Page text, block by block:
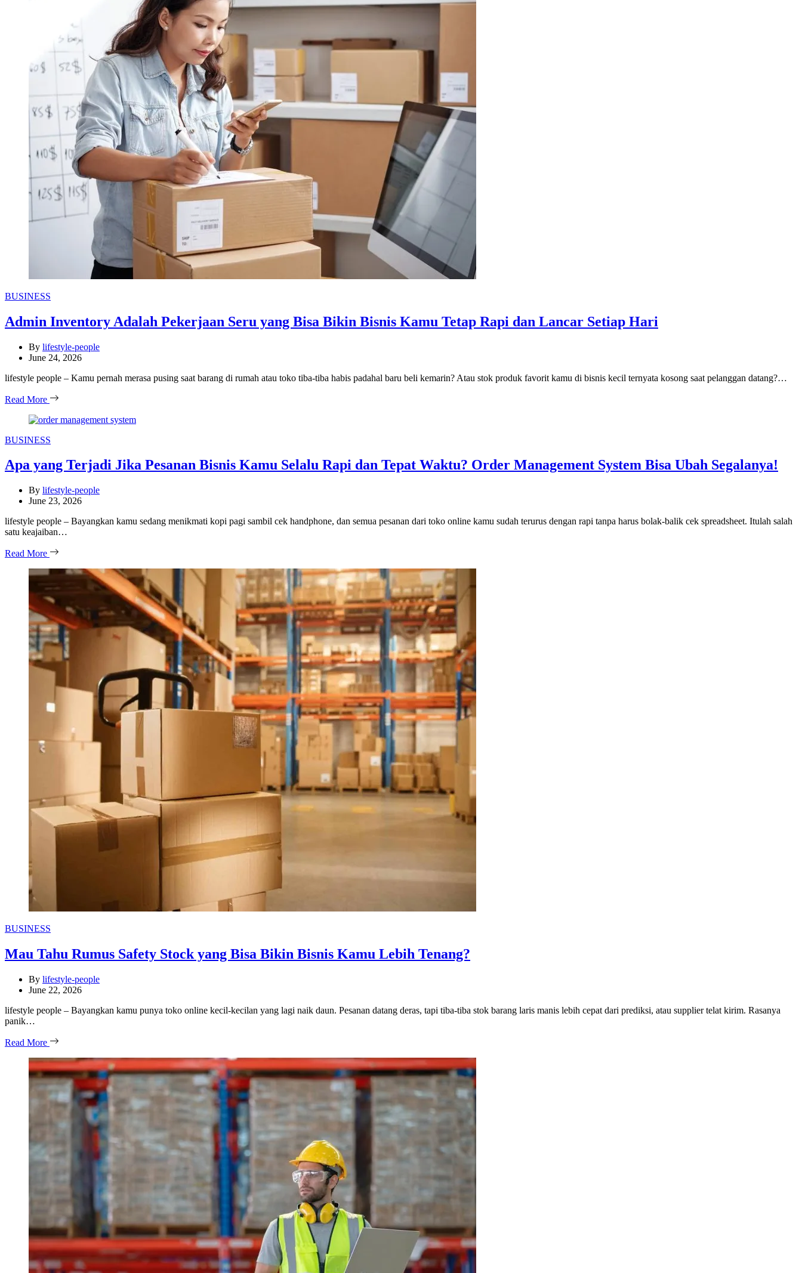
Categories
BUSINESS
Admin Inventory Adalah Pekerjaan Seru yang Bisa Bikin Bisnis Kamu Tetap Rapi dan Lancar Setiap Hari
By lifestyle-people
June 24, 2026
lifestyle people – Kamu pernah merasa pusing saat barang di rumah atau toko tiba-tiba habis padahal baru beli kemarin? Atau stok produk favorit kamu di bisnis kecil ternyata kosong saat pelanggan datang?…
Read More
Categories
BUSINESS
Apa yang Terjadi Jika Pesanan Bisnis Kamu Selalu Rapi dan Tepat Waktu? Order Management System Bisa Ubah Segalanya!
By lifestyle-people
June 23, 2026
lifestyle people – Bayangkan kamu sedang menikmati kopi pagi sambil cek handphone, dan semua pesanan dari toko online kamu sudah terurus dengan rapi tanpa harus bolak-balik cek spreadsheet. Itulah salah
satu keajaiban…
Read More
Categories
BUSINESS
Mau Tahu Rumus Safety Stock yang Bisa Bikin Bisnis Kamu Lebih Tenang?
By lifestyle-people
June 22, 2026
lifestyle people – Bayangkan kamu punya toko online kecil-kecilan yang lagi naik daun. Pesanan datang deras, tapi tiba-tiba stok barang laris manis lebih cepat dari prediksi, atau supplier telat kirim. Rasanya
panik…
Read More